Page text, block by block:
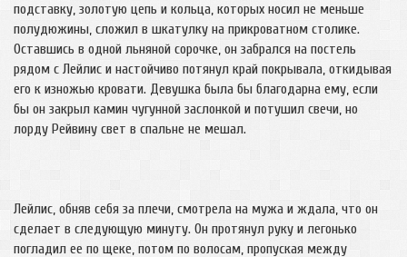
подставку, золотую цепь и кольца, которых носил не меньше
полудюжины, сложил в шкатулку на прикроватном столике.
Оставшись в одной льняной сорочке, он забрался на постель
рядом с Лейлис и настойчиво потянул край покрывала, откидывая
его к изножью кровати. Девушка была бы благодарна ему, если
бы он закрыл камин чугунной заслонкой и потушил свечи, но
лорду Рейвину свет в спальне не мешал.
Лейлис, обняв себя за плечи, смотрела на мужа и ждала, что он
сделает в следующую минуту. Он протянул руку и легонько
погладил ее по щеке, потом по волосам, пропуская между